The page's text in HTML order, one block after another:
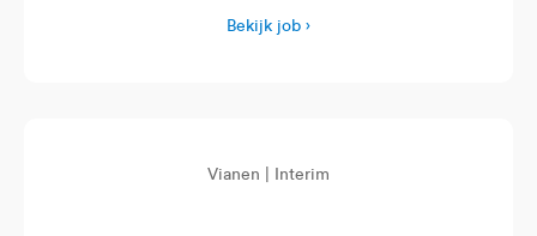
Bekijk job ›
Vianen | Interim